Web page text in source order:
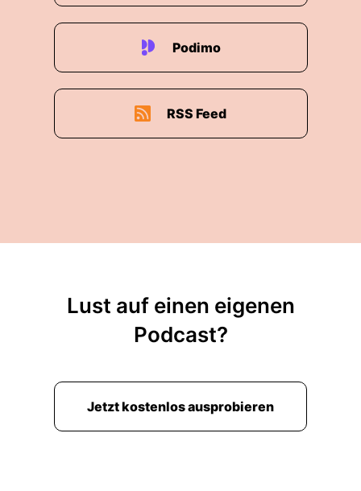
Podimo
RSS Feed
Lust auf einen eigenen
Podcast?
Jetzt kostenlos ausprobieren